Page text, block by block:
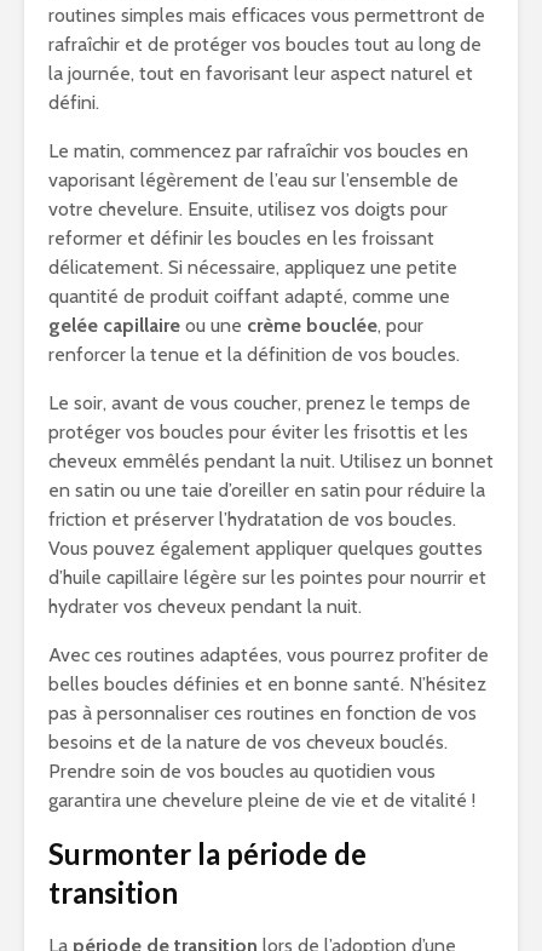
routines simples mais efficaces vous permettront de
rafraîchir et de protéger vos boucles tout au long de
la journée, tout en favorisant leur aspect naturel et
défini.
Le matin, commencez par rafraîchir vos boucles en
vaporisant légèrement de l’eau sur l’ensemble de
votre chevelure. Ensuite, utilisez vos doigts pour
reformer et définir les boucles en les froissant
délicatement. Si nécessaire, appliquez une petite
quantité de produit coiffant adapté, comme une
gelée capillaire ou une crème bouclée, pour
renforcer la tenue et la définition de vos boucles.
Le soir, avant de vous coucher, prenez le temps de
protéger vos boucles pour éviter les frisottis et les
cheveux emmêlés pendant la nuit. Utilisez un bonnet
en satin ou une taie d’oreiller en satin pour réduire la
friction et préserver l’hydratation de vos boucles.
Vous pouvez également appliquer quelques gouttes
d’huile capillaire légère sur les pointes pour nourrir et
hydrater vos cheveux pendant la nuit.
Avec ces routines adaptées, vous pourrez profiter de
belles boucles définies et en bonne santé. N’hésitez
pas à personnaliser ces routines en fonction de vos
besoins et de la nature de vos cheveux bouclés.
Prendre soin de vos boucles au quotidien vous
garantira une chevelure pleine de vie et de vitalité !
Surmonter la période de
transition
La période de transition lors de l’adoption d’une